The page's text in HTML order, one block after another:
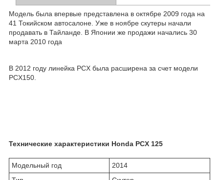
Модель была впервые представлена в октябре 2009 года на
41 Токийском автосалоне. Уже в ноябре скутеры начали
продавать в Тайланде. В Японии же продажи начались 30
марта 2010 года
В 2012 году линейка PCX была расширена за счет модели
PCX150.
Технические характеристики Honda PCX 125
Модельный год
2014